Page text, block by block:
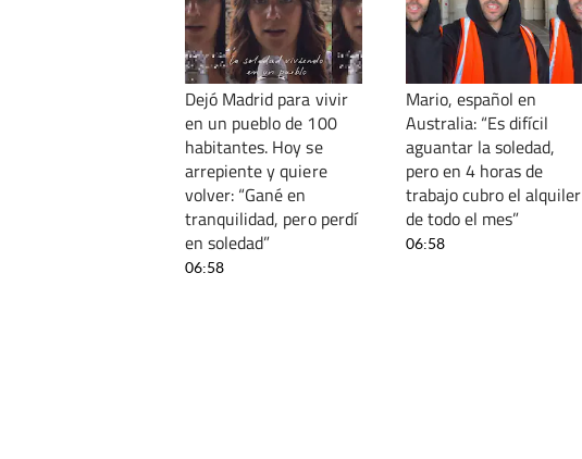
Dejó Madrid para vivir
en un pueblo de 100
habitantes. Hoy se
arrepiente y quiere
volver: “Gané en
tranquilidad, pero perdí
en soledad”
06:58
Mario, español en
Australia: “Es difícil
aguantar la soledad,
pero en 4 horas de
trabajo cubro el alquiler
de todo el mes”
06:58